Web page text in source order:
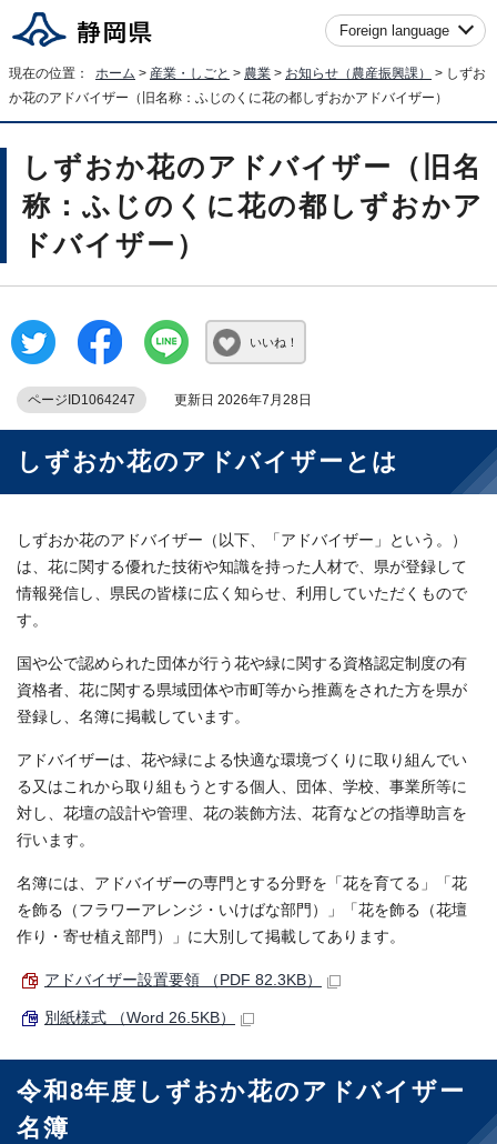
Foreign language
現在の位置： ホーム > 産業・しごと > 農業 > お知らせ（農産振興課）
> しずお
か花のアドバイザー（旧名称：ふじのくに花の都しずおかアドバイザー）
しずおか花のアドバイザー（旧名
称：ふじのくに花の都しずおかア
ドバイザー）
いいね！
ページID1064247 更新日 2026年7月28日
しずおか花のアドバイザーとは
しずおか花のアドバイザー（以下、「アドバイザー」という。）
は、花に関する優れた技術や知識を持った人材で、県が登録して
情報発信し、県民の皆様に広く知らせ、利用していただくもので
す。
国や公で認められた団体が行う花や緑に関する資格認定制度の有
資格者、花に関する県域団体や市町等から推薦をされた方を県が
登録し、名簿に掲載しています。
アドバイザーは、花や緑による快適な環境づくりに取り組んでい
る又はこれから取り組もうとする個人、団体、学校、事業所等に
対し、花壇の設計や管理、花の装飾方法、花育などの指導助言を
行います。
名簿には、アドバイザーの専門とする分野を「花を育てる」「花
を飾る（フラワーアレンジ・いけばな部門）」「花を飾る（花壇
作り・寄せ植え部門）」に大別して掲載してあります。
アドバイザー設置要領 （PDF 82.3KB）
別紙様式 （Word 26.5KB）
令和8年度しずおか花のアドバイザー
名簿